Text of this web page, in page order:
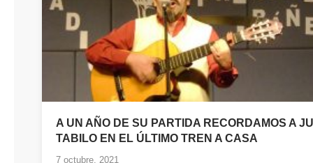
A UN AÑO DE SU PARTIDA RECORDAMOS A
TABILO EN EL ÚLTIMO TREN A CASA
7 octubre, 2021